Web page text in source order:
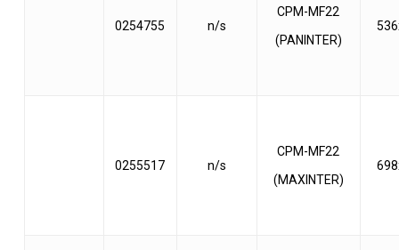
0254755 n/s
CPM-MF22
(PANINTER)
0255517 n/s
CPM-MF22
(MAXINTER)